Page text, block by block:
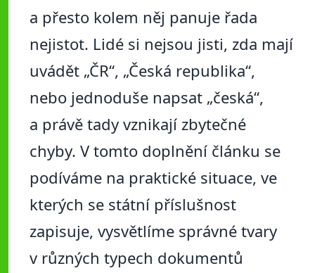
a přesto kolem něj panuje řada
nejistot. Lidé si nejsou jisti, zda mají
uvádět „ČR“, „Česká republika“,
nebo jednoduše napsat „česká“,
a právě tady vznikají zbytečné
chyby. V tomto doplnění článku se
podíváme na praktické situace, ve
kterých se státní příslušnost
zapisuje, vysvětlíme správné tvary
v různých typech dokumentů